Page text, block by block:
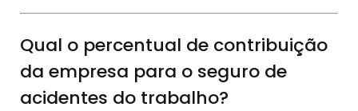
Qual o percentual de contribuição
da empresa para o seguro de
acidentes do trabalho?